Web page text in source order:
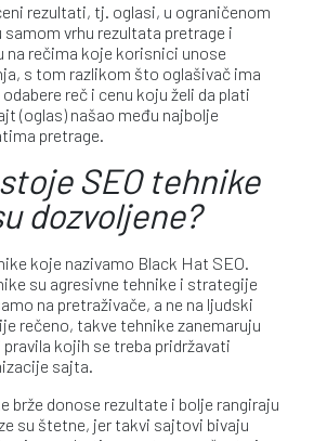
rezultati, tj. oglasi, u ograničenom
samom vrhu rezultata pretrage i
na rečima koje korisnici unose
s tom razlikom što oglašivač ima
reč i cenu koju želi da plati
(oglas) našao među najbolje
pretrage.
SEO tehnike
dozvoljene?
koje nazivamo Black Hat SEO.
su agresivne tehnike i strategije
na pretraživače, a ne na ljudski
rečeno, takve tehnike zanemaruju
kojih se treba pridržavati
sajta.
brže donose rezultate i bolje rangiraju
su štetne, jer takvi sajtovi bivaju